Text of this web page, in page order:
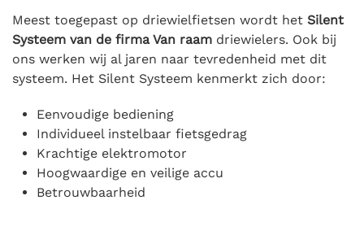
Meest toegepast op driewielfietsen wordt het Silent
Systeem van de firma Van raam driewielers. Ook bij
ons werken wij al jaren naar tevredenheid met dit
systeem. Het Silent Systeem kenmerkt zich door:
Eenvoudige bediening
Individueel instelbaar fietsgedrag
Krachtige elektromotor
Hoogwaardige en veilige accu
Betrouwbaarheid